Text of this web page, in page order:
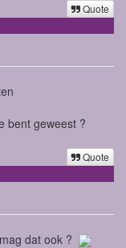
Quote
bent geweest ?
Quote
dat ook ?